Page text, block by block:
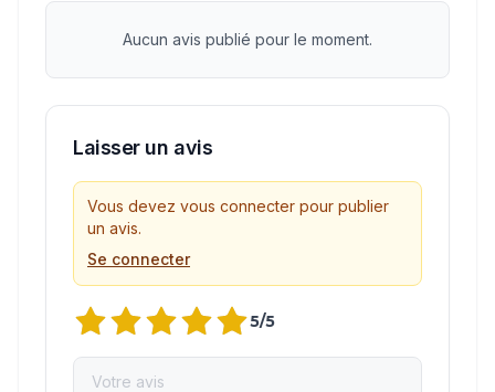
Aucun avis publié pour le moment.
Laisser un avis
Vous devez vous connecter pour publier
un avis.
Se connecter
5/5